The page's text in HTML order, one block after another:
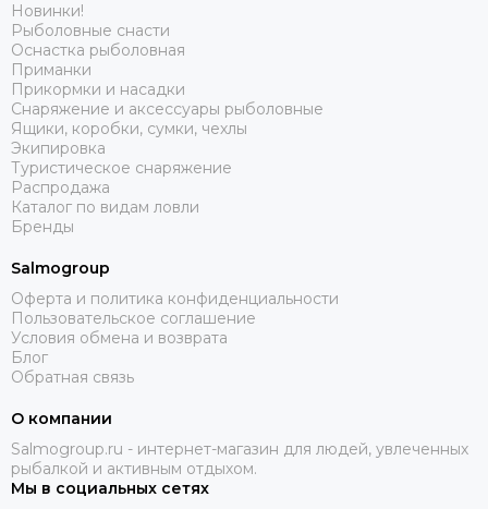
Новинки!
Рыболовные снасти
Оснастка рыболовная
Приманки
Прикормки и насадки
Снаряжение и аксессуары рыболовные
Ящики, коробки, сумки, чехлы
Экипировка
Туристическое снаряжение
Распродажа
Каталог по видам ловли
Бренды
Salmogroup
Оферта и политика конфиденциальности
Пользовательское соглашение
Условия обмена и возврата
Блог
Обратная связь
О компании
Salmogroup.ru - интернет-магазин для людей, увлеченных
рыбалкой и активным отдыхом.
Мы в социальных сетях